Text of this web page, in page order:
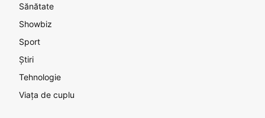
Sănătate
Showbiz
Sport
Știri
Tehnologie
Viața de cuplu